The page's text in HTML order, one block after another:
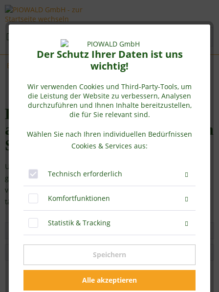
Der Schutz Ihrer Daten ist uns
wichtig!
Wir verwenden Cookies und Third-Party-Tools, um
die Leistung der Website zu verbessern, Analysen
durchzuführen und Ihnen Inhalte bereitzustellen,
die für Sie relevant sind.
Wählen Sie nach Ihren individuellen Bedürfnissen
Cookies & Services aus:
Technisch erforderlich
Komfortfunktionen
Statistik & Tracking
Speichern
Alle akzeptieren
Bio Spinat
Bio Spinat Pulver von Piowald
als Superfood für Ihren grünen
Smoothie
Unser Bio Spinat Pulver wird aus hochwertigem, schonend
getrocknetem Blattspinat hergestellt und fein zu Pulver
vermahlen – ganz ohne Zusatzstoffe. Es eignet sich perfekt zur
täglichen...
mehr erfahren »
Filtern